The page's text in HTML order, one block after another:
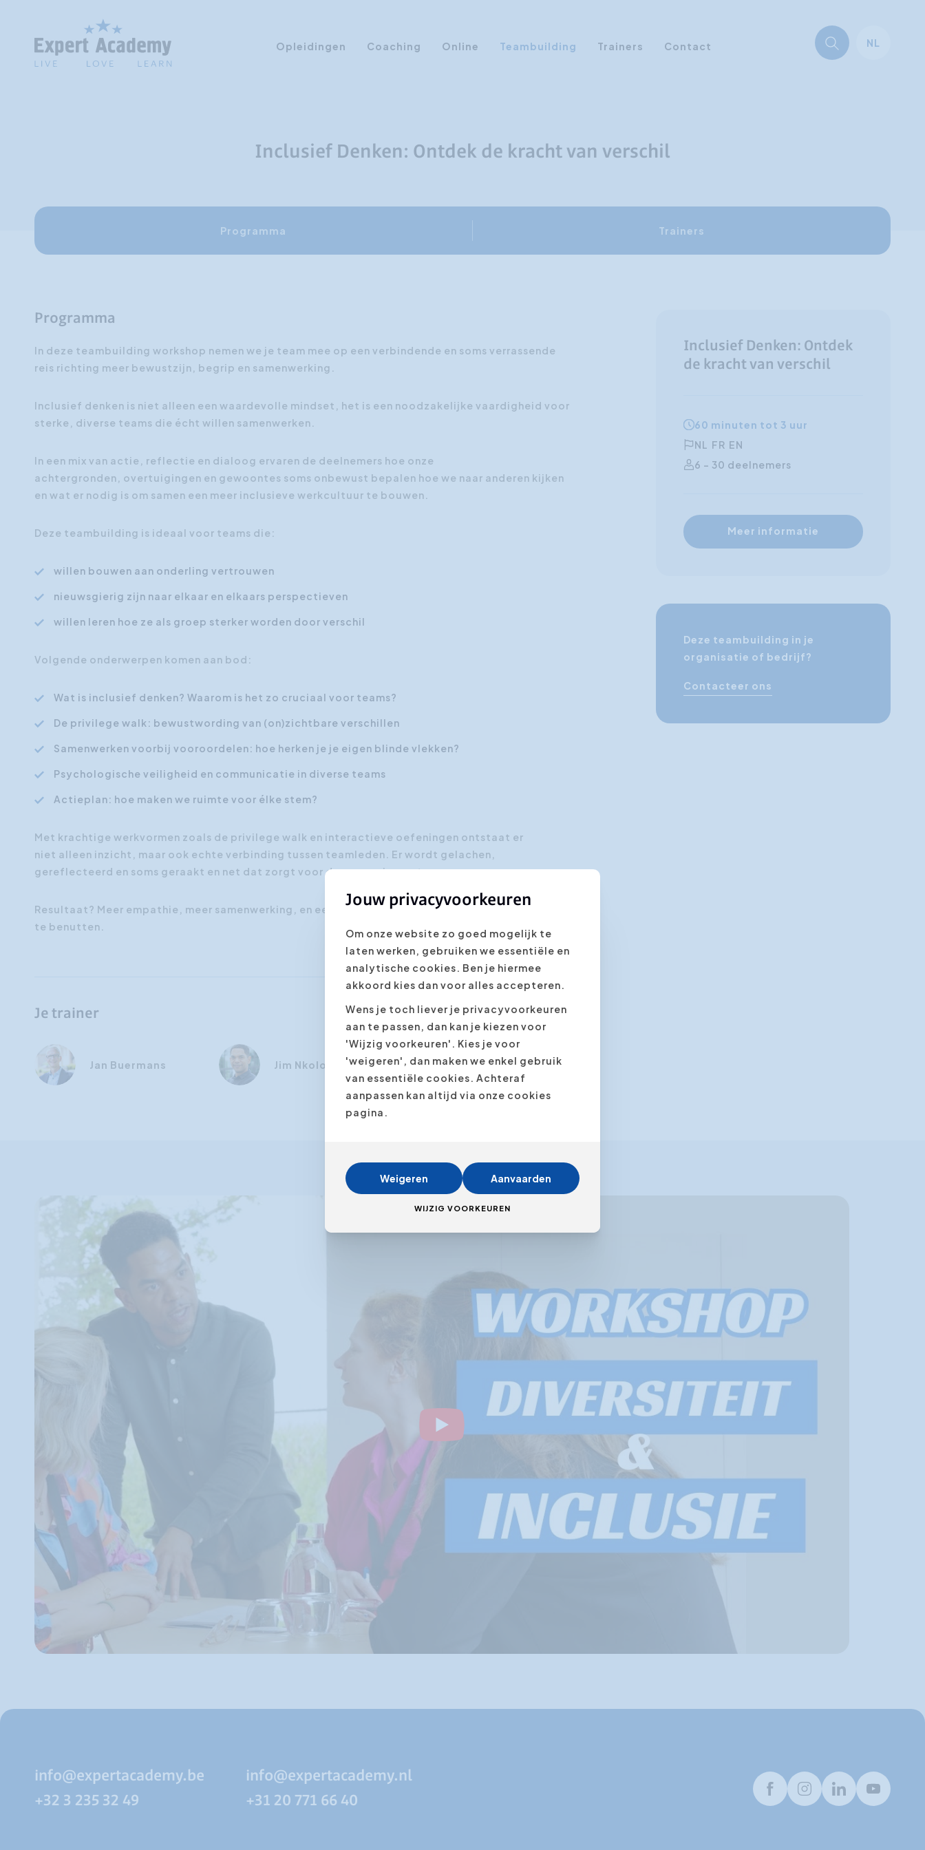
Opleidingen
Sales Training
Social Media Training
Coaching Online Teambuilding Trainers Contact NL
Inclusief Denken: Ontdek de kracht van verschil
Programma Trainers
Programma
In deze teambuilding workshop nemen we je team mee op een verbindende en soms verrassende
reis richting meer bewustzijn, begrip en samenwerking.
Inclusief denken is niet alleen een waardevolle mindset, het is een noodzakelijke vaardigheid voor
sterke, diverse teams die écht willen samenwerken.
In een mix van actie, reflectie en dialoog ervaren de deelnemers hoe onze
achtergronden, overtuigingen en gewoontes soms onbewust bepalen hoe we naar anderen kijken
en wat er nodig is om samen een meer inclusieve werkcultuur te bouwen.
Deze teambuilding is ideaal voor teams die:
willen bouwen aan onderling vertrouwen
nieuwsgierig zijn naar elkaar en elkaars perspectieven
willen leren hoe ze als groep sterker worden door verschil
Volgende onderwerpen komen aan bod:
Wat is inclusief denken? Waarom is het zo cruciaal voor teams?
De privilege walk: bewustwording van (on)zichtbare verschillen
Samenwerken voorbij vooroordelen: hoe herken je je eigen blinde vlekken?
Psychologische veiligheid en communicatie in diverse teams
Actieplan: hoe maken we ruimte voor élke stem?
Met krachtige werkvormen zoals de privilege walk en interactieve oefeningen ontstaat er
niet alleen inzicht, maar ook echte verbinding tussen teamleden. Er wordt gelachen,
gereflecteerd en soms geraakt en net dat zorgt voor duurzame impact.
Resultaat? Meer empathie, meer samenwerking, en een team dat de kracht van verschil écht weet
te benutten.
Je trainer
Jan Buermans Jim Nkolo Johnny da Paixão
Inclusief Denken: Ontdek
de kracht van verschil
60 minuten tot 3 uur
NL
FR EN
6 - 30 deelnemers
Meer informatie
Deze teambuilding in je
organisatie of bedrijf?
Contacteer ons
info@expertacademy.be
+32 3 235 32 49
info@expertacademy.nl
+31 20 771 66 40
FacebookInstagramLinkedInYoutube
Jouw privacyvoorkeuren
Om onze website zo goed mogelijk te
laten werken, gebruiken we essentiële en
analytische cookies. Ben je hiermee
akkoord kies dan voor alles accepteren.
Wens je toch liever je privacyvoorkeuren
aan te passen, dan kan je kiezen voor
'Wijzig voorkeuren'. Kies je voor
'weigeren', dan maken we enkel gebruik
van essentiële cookies. Achteraf
aanpassen kan altijd via onze cookies
pagina.
Weigeren Aanvaarden
WIJZIG VOORKEUREN